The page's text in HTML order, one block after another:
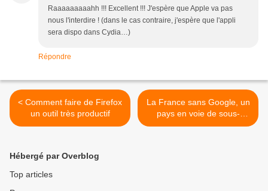
Raaaaaaaaahh !!! Excellent !!! J'espère que Apple va pas
nous l'interdire ! (dans le cas contraire, j'espère que l'appli
sera dispo dans Cydia…)
Répondre
< Comment faire de Firefox
un outil très productif
La France sans Google, un
pays en voie de sous-
développement? >
Hébergé par Overblog
Top articles